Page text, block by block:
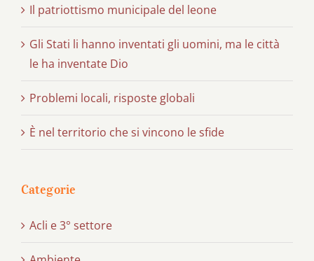
Il patriottismo municipale del leone
Gli Stati li hanno inventati gli uomini, ma le città
le ha inventate Dio
Problemi locali, risposte globali
È nel territorio che si vincono le sfide
Categorie
Acli e 3° settore